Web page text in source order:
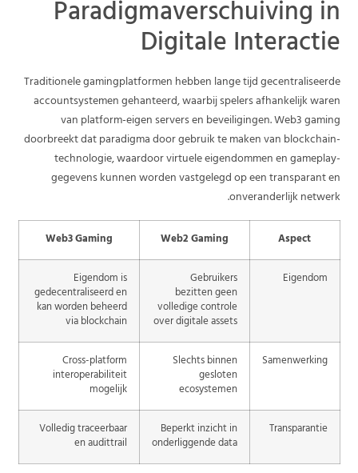
Paradigmaverschuiving in
Digitale Interactie
Traditionele gamingplatformen hebben lange tijd gecentraliseerde
accountsystemen gehanteerd, waarbij spelers afhankelijk waren
van platform-eigen servers en beveiligingen. Web3 gaming
doorbreekt dat paradigma door gebruik te maken van blockchain-
technologie, waardoor virtuele eigendommen en gameplay-
gegevens kunnen worden vastgelegd op een transparant en
onveranderlijk netwerk.
Aspect
Web2 Gaming
Web3 Gaming
Eigendom
Gebruikers
bezitten geen
volledige controle
over digitale assets
Eigendom is
gedecentraliseerd en
kan worden beheerd
via blockchain
Samenwerking
Slechts binnen
gesloten
ecosystemen
Cross-platform
interoperabiliteit
mogelijk
Transparantie
Beperkt inzicht in
onderliggende data
Volledig traceerbaar
en audittrail